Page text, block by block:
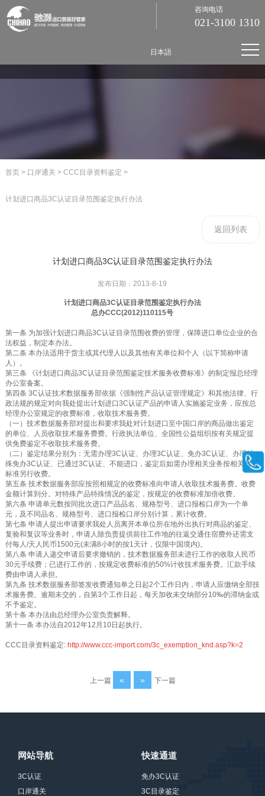
咨询电话
021-3100 1310
日本語
首页 > 口岸通关 > CCC目录资料鉴定 >
计划进口商品3C认证目录范围鉴定执行办法
返回列表
计划进口商品3C认证目录范围鉴定执行办法
发布日期：2013-8-19
计划进口商品3C认证目录范围鉴定执行办法
总办CCC(2012)110115号
第一条 为加强计划进口商品3C认证目录范围收费的管理，保障进口单位企业的合
法权益，制定本办法。
第二条 本办法适用于货主或其代理人以及其他有关单位和个人（以下简称申请
人）。
第三条 《计划进口商品3C认证目录范围鉴定技术服务收费标准》的制定报总经理
办公室备案。
第四条 3C认证技术数据服务部依据《强制性产品认证管理规定》和其他法律、行
政法规的规定对向我处提出计划进口3C认证产品的申请人实施鉴定业务，应按总
经理办公室规定的收费标准，收取技术服务费。
（一）技术数据服务部对提出和要求我处对计划进口至中国口岸的商品做出鉴定
的单位、人员收取技术服务费费。行政执法单位、全国性公益组织按有关规定提
供免费鉴定不收取技术服务费。
（二）鉴定结果分别为：无需办理3C认证、办理3C认证、免办3C认证、办理特
殊免办3C认证、已通过3C认证、不能进口，鉴定后如需办理相关业务按相关收费
标准另行收费。
第五条 技术数据服务部应按照相规定的收费标准向申请人收取技术服务费。收费
金额计算到分。对特殊产品特殊情况的鉴定，按规定的收费标准加倍收费。
第六条 申请单元数按同批次进口产品品名、规格型号、进口报检口岸为一个单
元，及不同品名、规格型号、进口报检口岸分别计算，累计收费。
第七条 申请人提出申请要求我处人员离开本单位所在地外出执行对商品的鉴定、
复验和复议等业务时，申请人除负责提供前往工作地的往返交通住宿费外还需支
付每人/天人民币1500元(未满8小时的按1天计，仅限中国境内)。
第八条 申请人递交申请后要求撤销的，技术数据服务部未进行工作的收取人民币
30元手续费；已进行工作的，按规定收费标准的50%计收技术服务费。汇款手续
费由申请人承担。
第九条 技术数据服务部签发收费通知单之日起2个工作日内，申请人应缴纳全部技
术服务费。逾期未交的，自第3个工作日起，每天加收未交纳部分10‰的滞纳金或
不予鉴定。
第十条 本办法由总经理办公室负责解释。
第十一条 本办法自2012年12月10日起执行。
CCC目录资料鉴定: http://www.ccc-import.com/3c_exemption_knd.asp?k=2
上一篇 « » 下一篇
网站导航
3C认证
口岸通关
快速通道
免办3C认证
3C目录鉴定